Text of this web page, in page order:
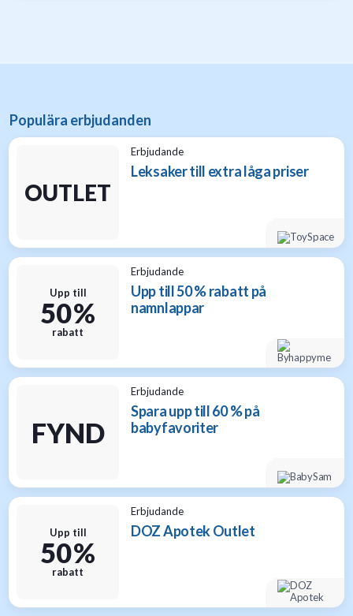
Populära erbjudanden
OUTLET
Erbjudande
Leksaker till extra låga priser
Upp till
50 %
rabatt
Erbjudande
Upp till 50 % rabatt på
namnlappar
FYND
Erbjudande
Spara upp till 60 % på
babyfavoriter
Upp till
50 %
rabatt
Erbjudande
DOZ Apotek Outlet